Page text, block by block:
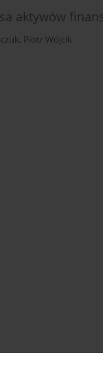
aktywów
, Piotr Wójcik